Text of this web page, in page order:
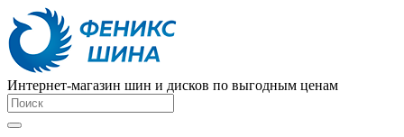
Интернет-магазин шин и дисков по выгодным ценам